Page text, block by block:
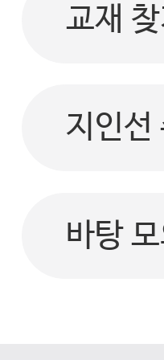
교재 찾
지인선
바탕